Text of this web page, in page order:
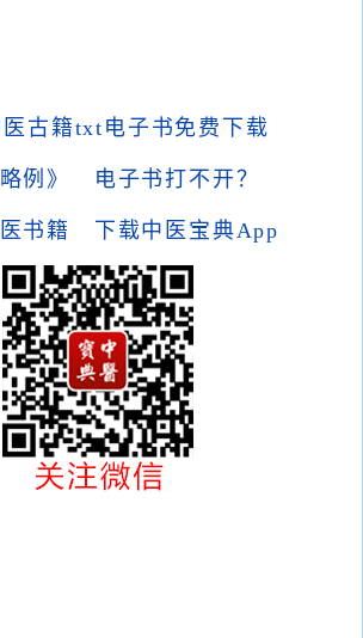
古籍txt电子书免费下载
例》 电子书打不开？
书籍 下载中医宝典App